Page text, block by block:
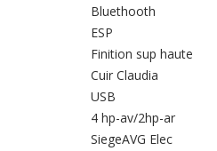
Bluethooth
ESP
Finition sup haute
Cuir Claudia
USB
4 hp-av/2hp-ar
SiegeAVG Elec